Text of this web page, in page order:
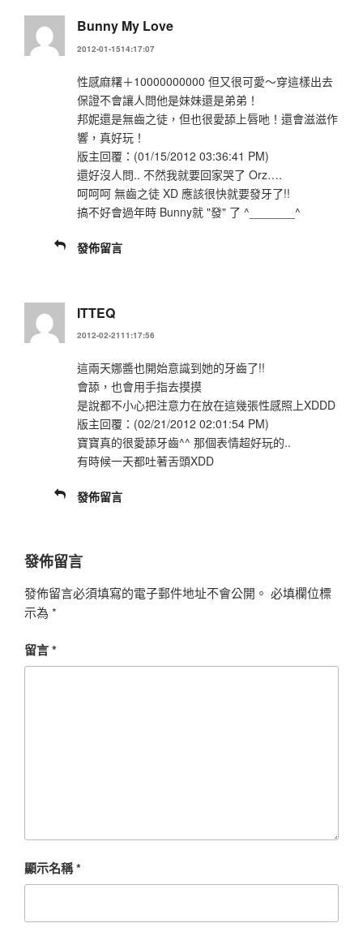
Bunny My Love
2012-01-1514:17:07
性感麻糬＋10000000000 但又很可愛～穿這樣出去
保證不會讓人問他是妹妹還是弟弟！
邦妮還是無齒之徒，但也很愛舔上唇吔！還會滋滋作
響，真好玩！
版主回覆：(01/15/2012 03:36:41 PM)
還好沒人問.. 不然我就要回家哭了 Orz….
呵呵呵 無齒之徒 XD 應該很快就要發牙了!!
搞不好會過年時 Bunny就 "發" 了 ^_______^
發佈留言
ITTEQ
2012-02-2111:17:56
這兩天娜醬也開始意識到她的牙齒了!!
會舔，也會用手指去摸摸
是說都不小心把注意力在放在這幾張性感照上XDDD
版主回覆：(02/21/2012 02:01:54 PM)
寶寶真的很愛舔牙齒^^ 那個表情超好玩的..
有時候一天都吐著舌頭XDD
發佈留言
發佈留言
發佈留言必須填寫的電子郵件地址不會公開。 必填欄位標
示為 *
留言*
顯示名稱*